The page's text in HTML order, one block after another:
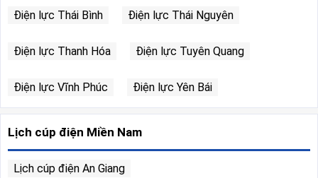
Điện lực Thái Bình Điện lực Thái Nguyên
Điện lực Thanh Hóa Điện lực Tuyên Quang
Điện lực Vĩnh Phúc Điện lực Yên Bái
Lịch cúp điện Miền Nam
Lịch cúp điện An Giang